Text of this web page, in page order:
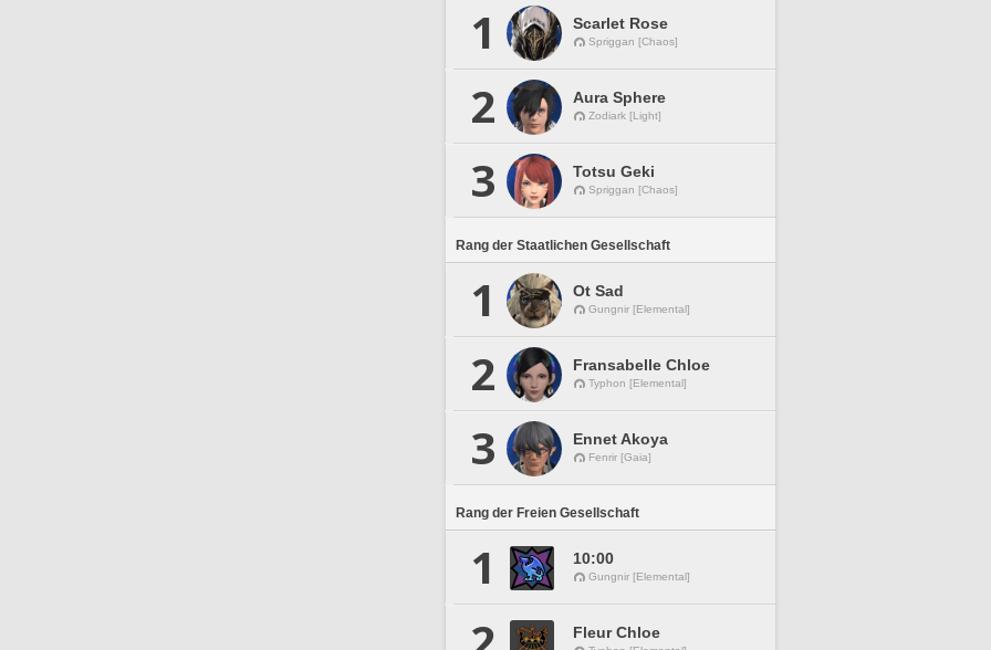
1 Scarlet Rose
Spriggan [Chaos]
2 Aura Sphere
Zodiark [Light]
3 Totsu Geki
Spriggan [Chaos]
Rang der Staatlichen Gesellschaft
1 Ot Sad
Gungnir [Elemental]
2 Fransabelle Chloe
Typhon [Elemental]
3 Ennet Akoya
Fenrir [Gaia]
Rang der Freien Gesellschaft
1 10:00
Gungnir [Elemental]
Fleur Chloe